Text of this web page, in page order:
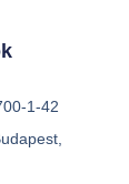
1-42